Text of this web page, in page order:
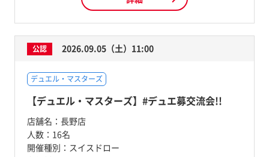
公認 2026.09.05（土）11:00
デュエル・マスターズ
【デュエル・マスターズ】#デュエ募交流会!!
店舗名： 長野店
人数： 16名
開催種別： スイスドロー